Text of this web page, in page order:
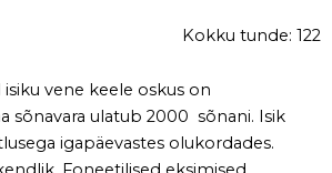
Kokku tunde: 122
vene keele oskus on
sõnavara ulatub 2000 sõnani. Isik
igapäevastes olukordades.